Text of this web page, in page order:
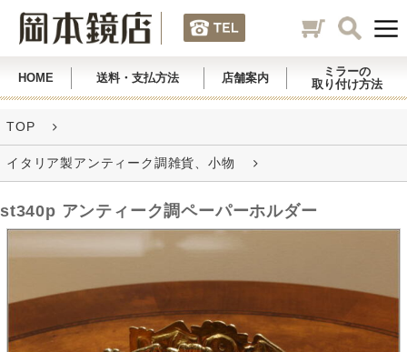
HOME 送料・支払方法 店舗案内
ミラーの
取り付け方法
TOP
イタリア製アンティーク調雑貨、小物
st340p アンティーク調ペーパーホルダー